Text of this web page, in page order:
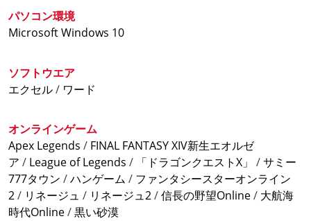
パソコン環境
Microsoft Windows 10
ソフトウエア
エクセル/ ワード
オンラインゲーム
Apex Legends / FINAL FANTASY XIV新生エオルゼ
ア / League of Legends / 「ドラゴンクエストX」 /サミー
777タウン /ハンゲーム / ファンタシースターオンライン
2/ リネージュ / リネージュ2/信長の野望Online/ 大航海
時代Online/黒い砂漠